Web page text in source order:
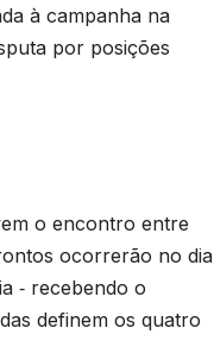
à campanha na
por posições
o encontro entre
ocorrerão no dia
‑ recebendo o
definem os quatro